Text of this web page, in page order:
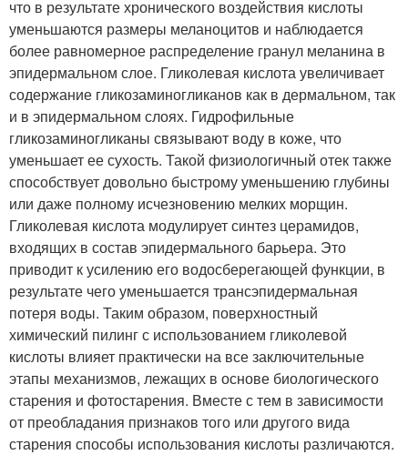
что в результате хронического воздействия кислоты
уменьшаются размеры меланоцитов и наблюдается
более равномерное распределение гранул меланина в
эпидермальном слое. Гликолевая кислота увеличивает
содержание гликозаминогликанов как в дермальном, так
и в эпидермальном слоях. Гидрофильные
гликозаминогликаны связывают воду в коже, что
уменьшает ее сухость. Такой физиологичный отек также
способствует довольно быстрому уменьшению глубины
или даже полному исчезновению мелких морщин.
Гликолевая кислота модулирует синтез церамидов,
входящих в состав эпидермального барьера. Это
приводит к усилению его водосберегающей функции, в
результате чего уменьшается трансэпидермальная
потеря воды. Таким образом, поверхностный
химический пилинг с использованием гликолевой
кислоты влияет практически на все заключительные
этапы механизмов, лежащих в основе биологического
старения и фотостарения. Вместе с тем в зависимости
от преобладания признаков того или другого вида
старения способы использования кислоты различаются.